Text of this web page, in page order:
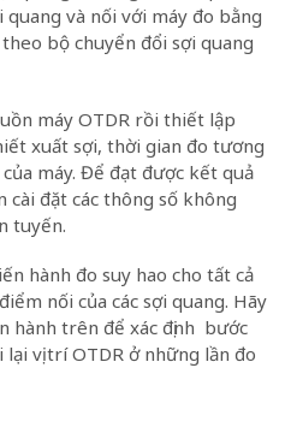
quang và nối với máy đo bằng
bộ chuyển đổi sợi quang
máy OTDR rồi thiết lập
xuất sợi, thời gian đo tương
máy. Để đạt được kết quả
cài đặt các thông số không
tuyến.
hành đo suy hao cho tất cả
nối của các sợi quang. Hãy
hành trên để xác định bước
vị trí OTDR ở những lần đo